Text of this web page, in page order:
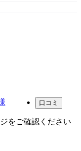
口コミ
をご確認ください